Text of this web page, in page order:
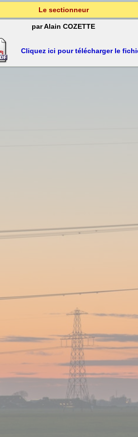
Le sectionneur
par Alain COZETTE
Cliquez ici pour télécharger le